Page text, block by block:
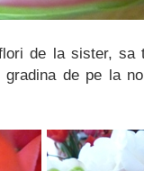
de la sister, sa
de pe la